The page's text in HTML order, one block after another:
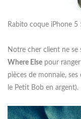
Rabito coque iPhone 5
Notre cher client ne se
Where Else pour
pièces de monnaie,
le Petit Bob en argent).